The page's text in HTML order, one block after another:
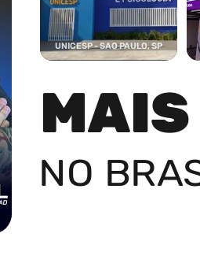
UNICESP - SAO PAULO, SP
MAIS
NO